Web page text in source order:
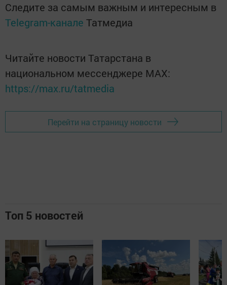
Следите за самым важным и интересным в
Telegram-канале Татмедиа
Читайте новости Татарстана в
национальном мессенджере MАХ:
https://max.ru/tatmedia
Перейти на страницу новости
Топ 5 новостей